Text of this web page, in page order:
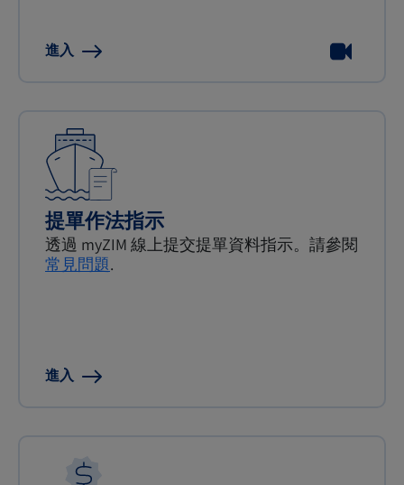
進入
提單作法指示
透過 myZIM 線上提交提單資料指示。請參閱
常見問題.
進入